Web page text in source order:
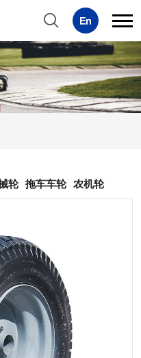
轮 拖车车轮 农机轮